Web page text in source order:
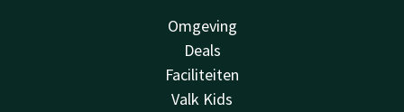
Omgeving
Deals
Faciliteiten
Valk Kids